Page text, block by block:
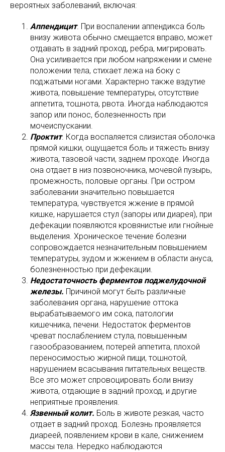
вероятных заболеваний, включая:
Аппендицит. При воспалении аппендикса боль
внизу живота обычно смещается вправо, может
отдавать в задний проход, ребра, мигрировать.
Она усиливается при любом напряжении и смене
положении тела, стихает лежа на боку с
поджатыми ногами. Характерно также вздутие
живота, повышение температуры, отсутствие
аппетита, тошнота, рвота. Иногда наблюдаются
запор или понос, болезненность при
мочеиспускании.
Проктит. Когда воспаляется слизистая оболочка
прямой кишки, ощущается боль и тяжесть внизу
живота, тазовой части, заднем проходе. Иногда
она отдает в низ позвоночника, мочевой пузырь,
промежность, половые органы. При остром
заболевании значительно повышается
температура, чувствуется жжение в прямой
кишке, нарушается стул (запоры или диарея), при
дефекации появляются кровянистые или гнойные
выделения. Хроническое течение болезни
сопровождается незначительным повышением
температуры, зудом и жжением в области ануса,
болезненностью при дефекации.
Недостаточность ферментов поджелудочной
железы. Причиной могут быть различные
заболевания органа, нарушение оттока
вырабатываемого им сока, патологии
кишечника, печени. Недостаток ферментов
чреват послаблением стула, повышенным
газообразованием, потерей аппетита, плохой
переносимостью жирной пищи, тошнотой,
нарушением всасывания питательных веществ.
Все это может спровоцировать боли внизу
живота, отдающие в задний проход, и другие
неприятные проявления.
Язвенный колит. Боль в животе резкая, часто
отдает в задний проход. Болезнь проявляется
диареей, появлением крови в кале, снижением
массы тела. Нередко наблюдаются